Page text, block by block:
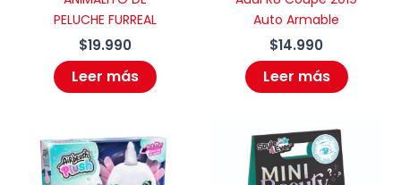
PELUCHE FURREAL
$19.990
Leer más
Auto Armable
$14.990
Leer más